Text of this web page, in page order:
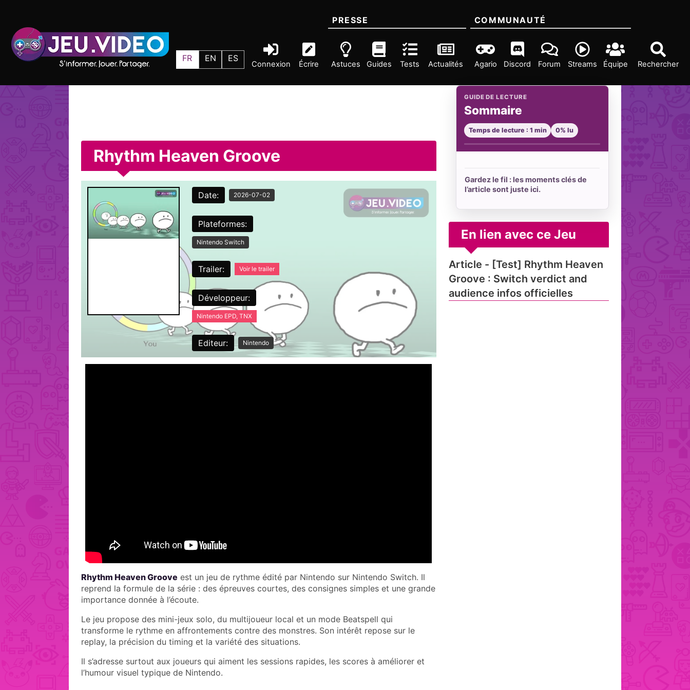
FR EN ES
Connexion Écrire Rechercher
PRESSE
Astuces Guides Tests Actualités
COMMUNAUTÉ
Agario Discord Forum Streams Équipe
Rhythm Heaven Groove
Date: 2026-07-02
Plateformes:
Nintendo Switch
Trailer: Voir le trailer
Développeur:
Nintendo EPD, TNX
Editeur: Nintendo
Rhythm Heaven Groove est un jeu de rythme édité par Nintendo sur Nintendo Switch. Il
reprend la formule de la série : des épreuves courtes, des consignes simples et une grande
importance donnée à l’écoute.
Le jeu propose des mini-jeux solo, du multijoueur local et un mode Beatspell qui
transforme le rythme en affrontements contre des monstres. Son intérêt repose sur le
replay, la précision du timing et la variété des situations.
Il s’adresse surtout aux joueurs qui aiment les sessions rapides, les scores à améliorer et
l’humour visuel typique de Nintendo.
GUIDE DE LECTURE
Sommaire
Temps de lecture : 1 min 0% lu
Gardez le fil : les moments clés de
l’article sont juste ici.
En lien avec ce Jeu
Article - [Test] Rhythm Heaven
Groove : Switch verdict and
audience infos officielles